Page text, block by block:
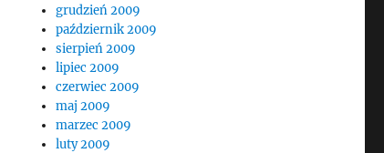
grudzień 2009
październik 2009
sierpień 2009
lipiec 2009
czerwiec 2009
maj 2009
marzec 2009
luty 2009